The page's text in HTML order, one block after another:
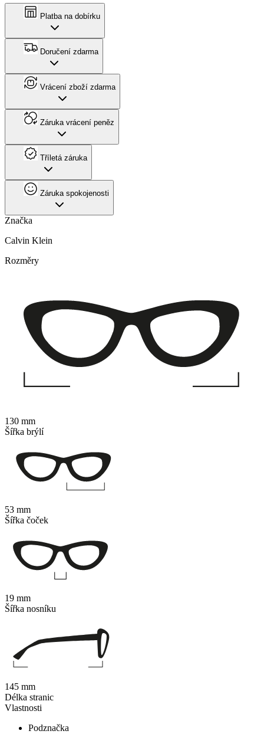
Platba na dobírku
Doručení zdarma
Vrácení zboží zdarma
Záruka vrácení peněz
Tříletá záruka
Záruka spokojenosti
Značka
Calvin Klein
Vlastnosti
Podznačka
Rozměry
130 mm
Šířka brýlí
53 mm
Šířka čoček
19 mm
Šířka nosníku
145 mm
Délka stranic